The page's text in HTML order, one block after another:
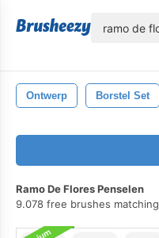
Ontwerp Borstel Set
Ramo De Flores Penselen
9.078 free brushes matching